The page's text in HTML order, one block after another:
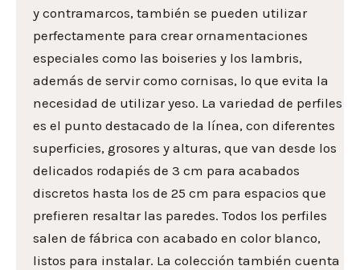
y contramarcos, también se pueden utilizar
perfectamente para crear ornamentaciones
especiales como las boiseries y los lambris,
además de servir como cornisas, lo que evita la
necesidad de utilizar yeso. La variedad de perfiles
es el punto destacado de la línea, con diferentes
superficies, grosores y alturas, que van desde los
delicados rodapiés de 3 cm para acabados
discretos hasta los de 25 cm para espacios que
prefieren resaltar las paredes. Todos los perfiles
salen de fábrica con acabado en color blanco,
listos para instalar. La colección también cuenta